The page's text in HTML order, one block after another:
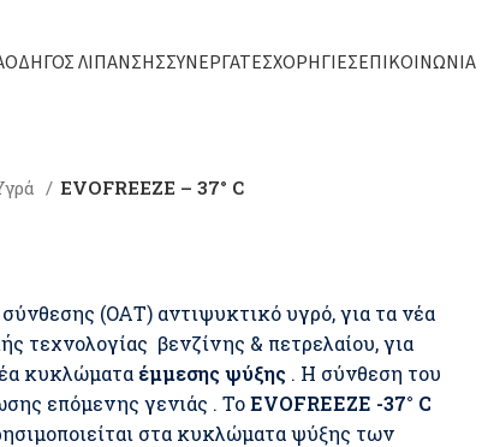
ΟΔΗΓΌΣ ΛΊΠΑΝΣΗΣΣΥΝΕΡΓΆΤΕΣΧΟΡΗΓΊΕΣΕΠΙΚΟΙΝΩΝΊΑ
EVOFREEZE – 37° C
(ΟΑΤ) αντιψυκτικό υγρό, για τα νέα
τεχνολογίας βενζίνης & πετρελαίου, για
κυκλώματα έμμεσης ψύξης . Η σύνθεση του
επόμενης γενιάς . ΤοEVOFREEZE -37° C
στα κυκλώματα ψύξης των